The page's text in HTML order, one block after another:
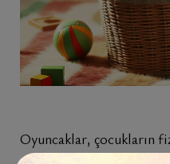
Oyuncaklar, çocukların